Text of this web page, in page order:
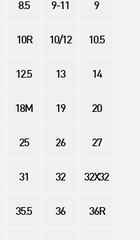
8.5 9-11 9
10R 10/12 10.5
12.5 13 14
18M 19 20
25 26 27
31 32 32X32
35.5 36 36R